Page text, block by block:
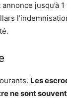
jusqu’à
Les
ne sont